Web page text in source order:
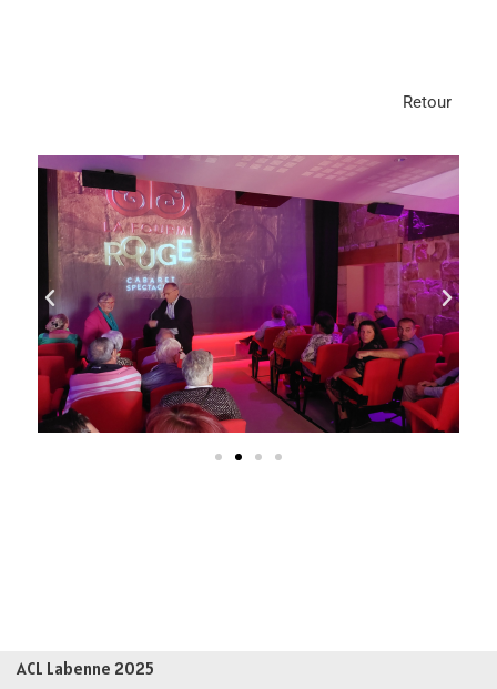
Retour
ACL Labenne 2025